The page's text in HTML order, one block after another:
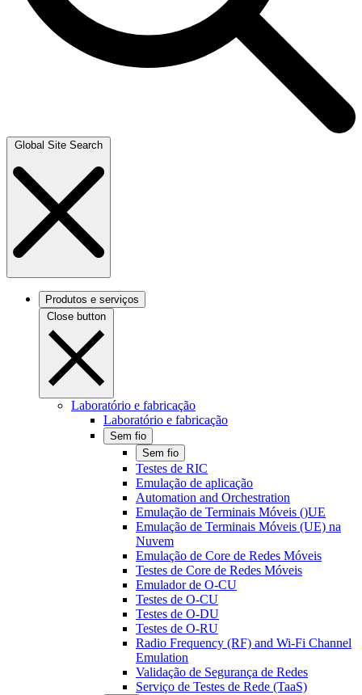
Global Site Search
Produtos e serviços
Close button
Laboratório e fabricação
Laboratório e fabricação
Sem fio
Sem fio
Testes de RIC
Emulação de aplicação
Automation and Orchestration
Emulação de Terminais Móveis ()UE
Emulação de Terminais Móveis (UE) na
Nuvem
Emulação de Core de Redes Móveis
Testes de Core de Redes Móveis
Emulador de O-CU
Testes de O-CU
Testes de O-DU
Testes de O-RU
Radio Frequency (RF) and Wi-Fi Channel
Emulation
Validação de Segurança de Redes
Serviço de Testes de Rede (TaaS)